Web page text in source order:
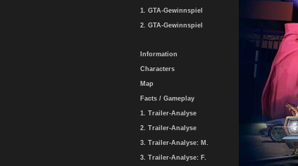
1. GTA-Gewinnspiel
2. GTA-Gewinnspiel
Information
Characters
Map
Facts / Gameplay
1. Trailer-Analyse
2. Trailer-Analyse
3. Trailer-Analyse: M.
3. Trailer-Analyse: F.